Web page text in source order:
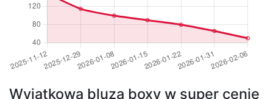
Wyjątkowa bluza boxy w super cenie